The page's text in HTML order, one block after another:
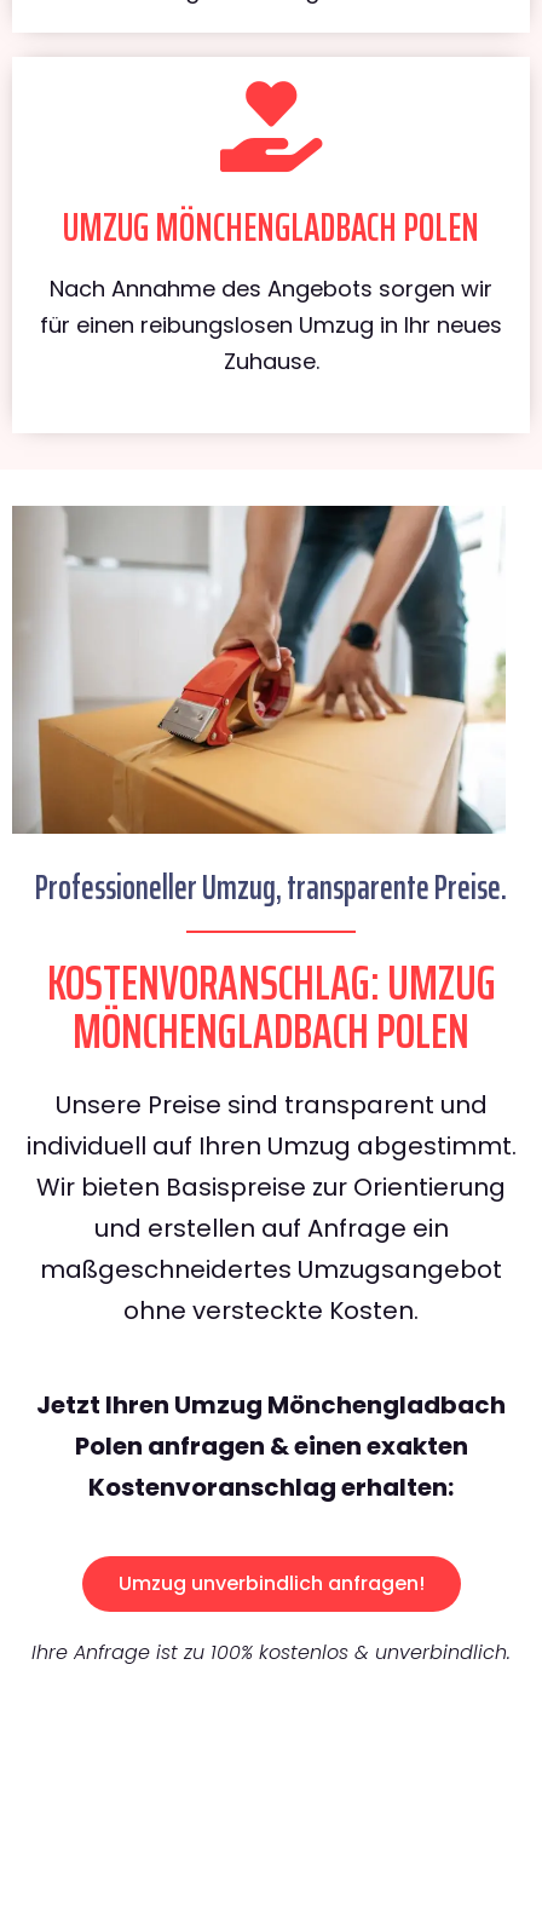
UMZUG MÖNCHENGLADBACH POLEN
Nach Annahme des Angebots sorgen wir
für einen reibungslosen Umzug in Ihr neues
Zuhause.
Professioneller Umzug, transparente Preise.
KOSTENVORANSCHLAG: UMZUG
MÖNCHENGLADBACH POLEN
Unsere Preise sind transparent und
individuell auf Ihren Umzug abgestimmt.
Wir bieten Basispreise zur Orientierung
und erstellen auf Anfrage ein
maßgeschneidertes Umzugsangebot
ohne versteckte Kosten.
Jetzt Ihren Umzug Mönchengladbach
Polen anfragen & einen exakten
Kostenvoranschlag erhalten:
Umzug unverbindlich anfragen!
Ihre Anfrage ist zu 100% kostenlos & unverbindlich.